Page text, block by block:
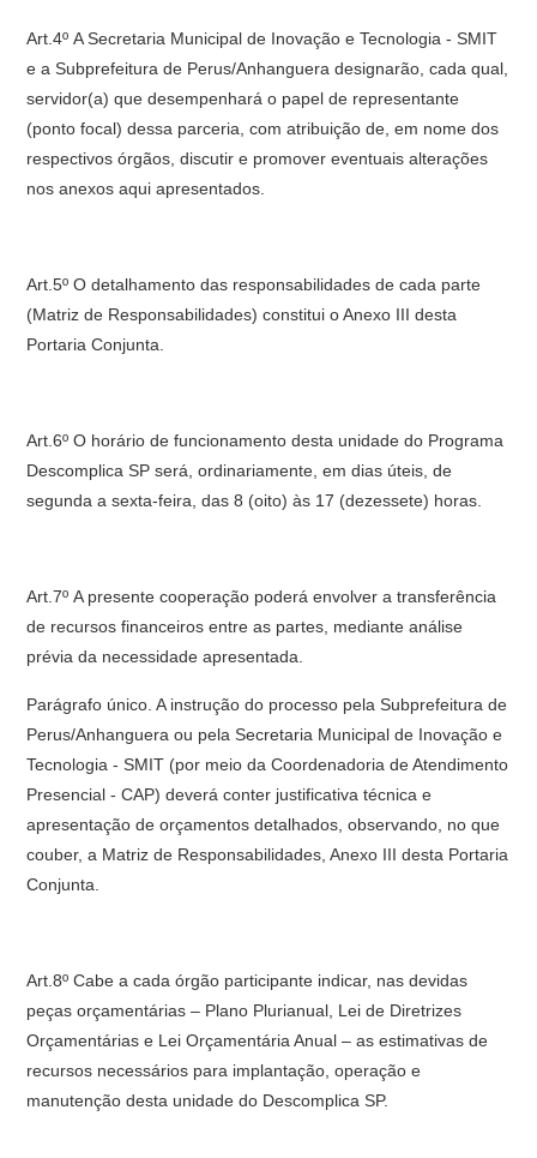
Art.4º A Secretaria Municipal de Inovação e Tecnologia - SMIT
e a Subprefeitura de Perus/Anhanguera designarão, cada qual,
servidor(a) que desempenhará o papel de representante
(ponto focal) dessa parceria, com atribuição de, em nome dos
respectivos órgãos, discutir e promover eventuais alterações
nos anexos aqui apresentados.
Art.5º O detalhamento das responsabilidades de cada parte
(Matriz de Responsabilidades) constitui o Anexo III desta
Portaria Conjunta.
Art.6º O horário de funcionamento desta unidade do Programa
Descomplica SP será, ordinariamente, em dias úteis, de
segunda a sexta-feira, das 8 (oito) às 17 (dezessete) horas.
Art.7º A presente cooperação poderá envolver a transferência
de recursos financeiros entre as partes, mediante análise
prévia da necessidade apresentada.
Parágrafo único. A instrução do processo pela Subprefeitura de
Perus/Anhanguera ou pela Secretaria Municipal de Inovação e
Tecnologia - SMIT (por meio da Coordenadoria de Atendimento
Presencial - CAP) deverá conter justificativa técnica e
apresentação de orçamentos detalhados, observando, no que
couber, a Matriz de Responsabilidades, Anexo III desta Portaria
Conjunta.
Art.8º Cabe a cada órgão participante indicar, nas devidas
peças orçamentárias – Plano Plurianual, Lei de Diretrizes
Orçamentárias e Lei Orçamentária Anual – as estimativas de
recursos necessários para implantação, operação e
manutenção desta unidade do Descomplica SP.